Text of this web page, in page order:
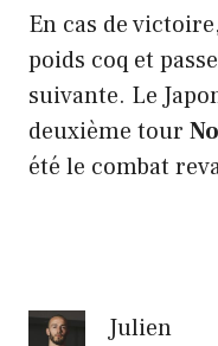
En cas de
poids coq et
suivante. Le
deuxième tour
été le combat
Julien